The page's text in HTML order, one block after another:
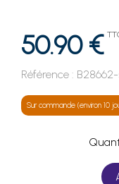
50.90 €
Référence :
Sur commande (environ 10